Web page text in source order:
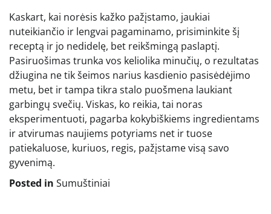
Kaskart, kai norėsis kažko pažįstamo, jaukiai
nuteikiančio ir lengvai pagaminamo, prisiminkite šį
receptą ir jo nedidelę, bet reikšmingą paslaptį.
Pasiruošimas trunka vos keliolika minučių, o rezultatas
džiugina ne tik šeimos narius kasdienio pasisėdėjimo
metu, bet ir tampa tikra stalo puošmena laukiant
garbingų svečių. Viskas, ko reikia, tai noras
eksperimentuoti, pagarba kokybiškiems ingredientams
ir atvirumas naujiems potyriams net ir tuose
patiekaluose, kuriuos, regis, pažįstame visą savo
gyvenimą.
Posted in Sumuštiniai